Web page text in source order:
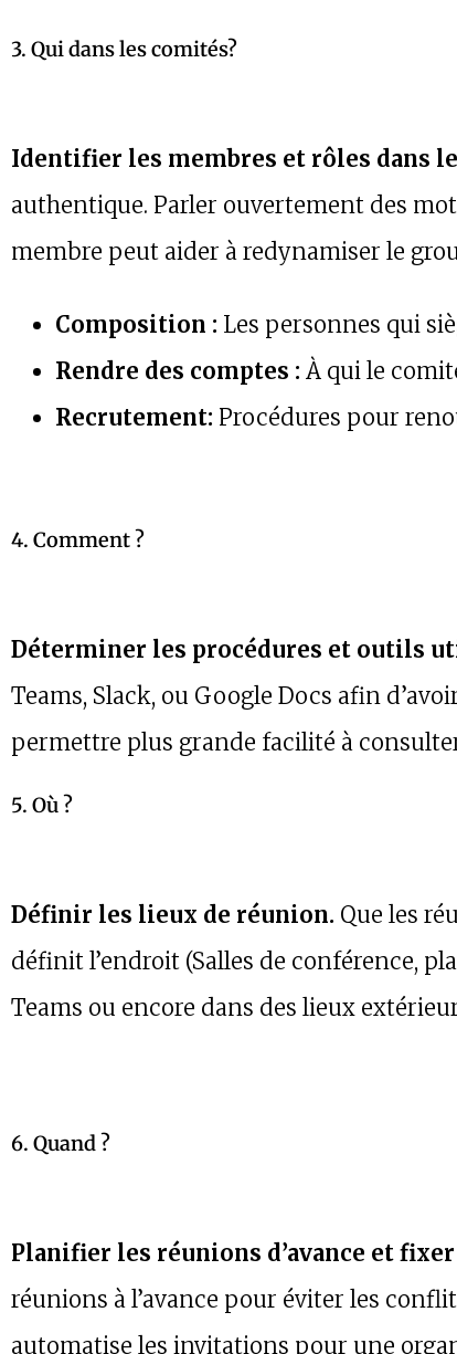
3. Qui dans les comités?
Identifier les membres et rôles dans
authentique. Parler ouvertement des
membre peut aider à redynamiser le
Composition : Les personnes qui
Rendre des comptes : À qui le
Recrutement: Procédures pour
4. Comment ?
Déterminer les procédures et outils
Teams, Slack, ou Google Docs afin
permettre plus grande facilité à
5. Où ?
Définir les lieux de réunion. Que les
définit l’endroit (Salles de conférence,
Teams ou encore dans des lieux
6. Quand ?
Planifier les réunions d’avance et
réunions à l’avance pour éviter les
automatise les invitations pour une